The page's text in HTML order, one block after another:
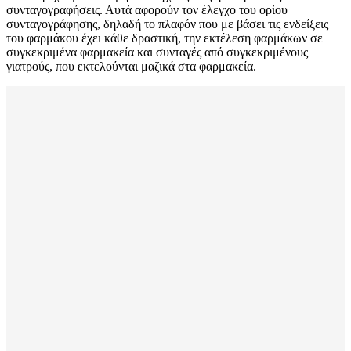
συνταγογραφήσεις. Αυτά αφορούν τον έλεγχο του ορίου
συνταγογράφησης, δηλαδή το πλαφόν που με βάσει τις ενδείξεις
του φαρμάκου έχει κάθε δραστική, την εκτέλεση φαρμάκων σε
συγκεκριμένα φαρμακεία και συνταγές από συγκεκριμένους
γιατρούς, που εκτελούνται μαζικά στα φαρμακεία.